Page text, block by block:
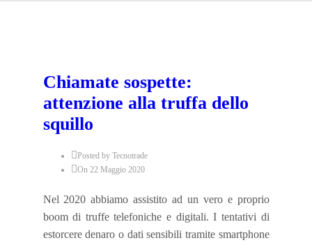
Chiamate sospette:
attenzione alla truffa dello
squillo
Posted by Tecnotrade
On 22 Maggio 2020
Nel 2020 abbiamo assistito ad un vero e proprio
boom di truffe telefoniche e digitali. I tentativi di
estorcere denaro o dati sensibili tramite smartphone